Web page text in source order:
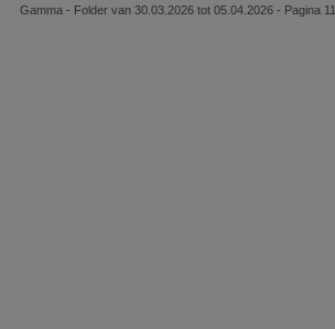
Gamma - Folder van 30.03.2026 tot 05.04.2026 - Pagina 11